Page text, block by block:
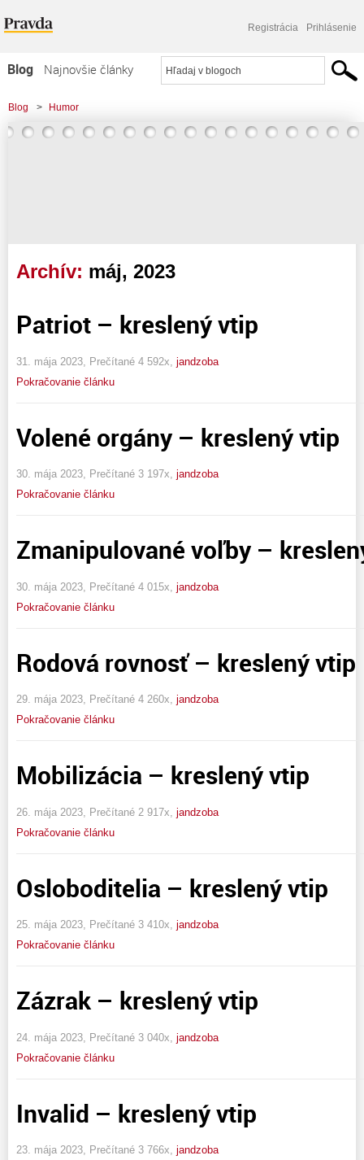
Registrácia Prihlásenie
Blog
Najnovšie články
Najčítanejšie články
Najkomentovanejšie články
Blog > Humor
Archív: máj, 2023
Patriot – kreslený vtip
31. mája 2023, Prečítané 4 592x, jandzoba
Pokračovanie článku
Volené orgány – kreslený vtip
30. mája 2023, Prečítané 3 197x, jandzoba
Pokračovanie článku
Zmanipulované voľby –
30. mája 2023, Prečítané 4 015x, jandzoba
Pokračovanie článku
Rodová rovnosť – kreslený vtip
29. mája 2023, Prečítané 4 260x, jandzoba
Pokračovanie článku
Mobilizácia – kreslený vtip
26. mája 2023, Prečítané 2 917x, jandzoba
Pokračovanie článku
Osloboditelia – kreslený vtip
25. mája 2023, Prečítané 3 410x, jandzoba
Pokračovanie článku
Zázrak – kreslený vtip
24. mája 2023, Prečítané 3 040x, jandzoba
Pokračovanie článku
Invalid – kreslený vtip
23. mája 2023, Prečítané 3 766x, jandzoba